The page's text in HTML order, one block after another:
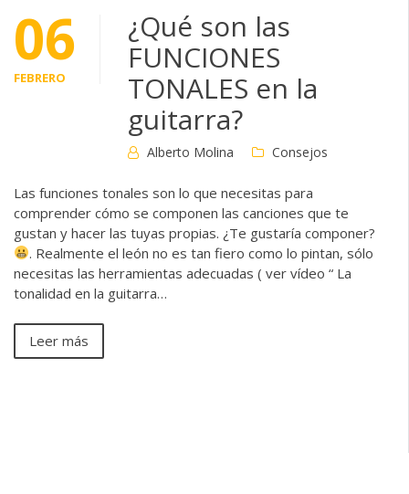
06
FEBRERO
¿Qué son las
FUNCIONES
TONALES en la
guitarra?
Alberto Molina Consejos
Las funciones tonales son lo que necesitas para
comprender cómo se componen las canciones que te
gustan y hacer las tuyas propias. ¿Te gustaría componer?
. Realmente el león no es tan fiero como lo pintan, sólo
necesitas las herramientas adecuadas ( ver vídeo “ La
tonalidad en la guitarra…
Leer más